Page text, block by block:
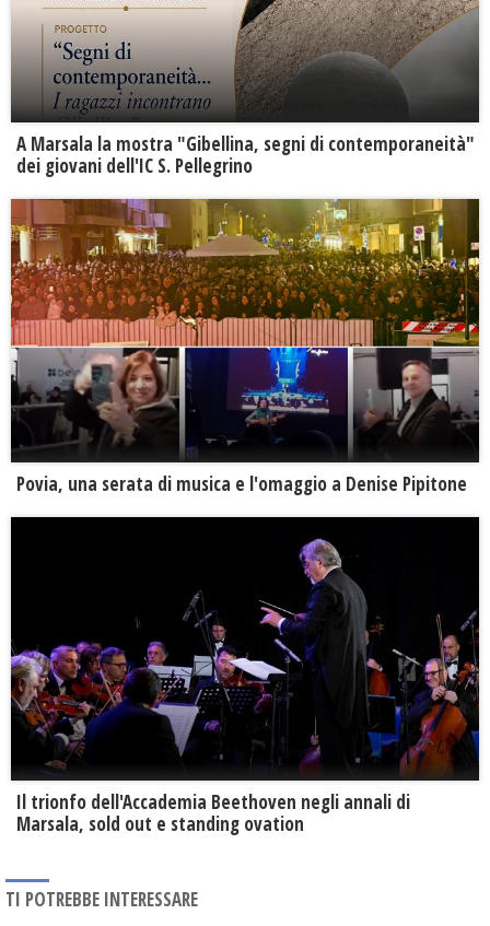
A Marsala la mostra "Gibellina, segni di contemporaneità"
dei giovani dell'IC S. Pellegrino
Povia, una serata di musica e l'omaggio a Denise Pipitone
Il trionfo dell'Accademia Beethoven negli annali di
Marsala, sold out e standing ovation
TI POTREBBE INTERESSARE